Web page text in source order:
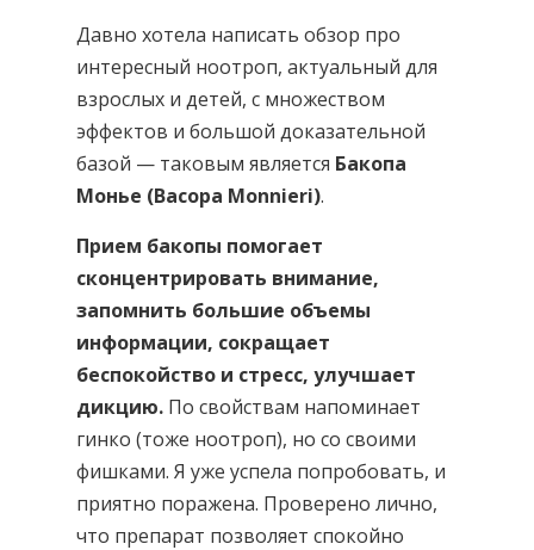
Давно хотела написать обзор про
интересный ноотроп, актуальный для
взрослых и детей, с множеством
эффектов и большой доказательной
базой — таковым является Бакопа
Монье (Bacopa Monnieri).
Прием бакопы помогает
сконцентрировать внимание,
запомнить большие объемы
информации, сокращает
беспокойство и стресс, улучшает
дикцию. По свойствам напоминает
гинко (тоже ноотроп), но со своими
фишками. Я уже успела попробовать, и
приятно поражена. Проверено лично,
что препарат позволяет спокойно